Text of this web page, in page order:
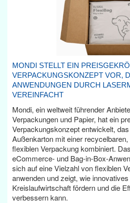
MONDI STELLT EIN
VERPACKUNGSKONZEPT VOR,
ANWENDUNGEN DURCH
VEREINFACHT
Mondi, ein weltweit führender
Verpackungen und Papier, hat ein
Verpackungskonzept entwickelt,
Außenkarton mit einer
flexiblen Verpackung kombiniert.
eCommerce- und Bag-in-Box-
sich auf eine Vielzahl von flexiblen
anwenden und zeigt, wie
Kreislaufwirtschaft fördern und die
verbessern kann.